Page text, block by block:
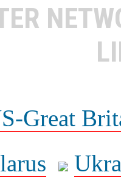
Great